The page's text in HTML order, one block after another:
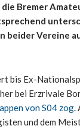
Bremer
beider Vereine
bis Ex-
bei Erzrivale
von S04 zog.
und dem